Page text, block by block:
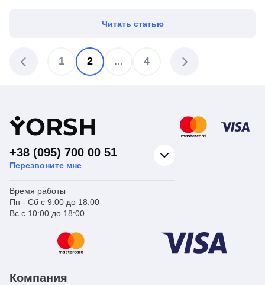
Читать статью
1 2 ... 4
YORSH
+38 (095) 700 00 51
Перезвоните мне
Время работы
Пн - Сб с 9:00 до 18:00
Вс с 10:00 до 18:00
Компания